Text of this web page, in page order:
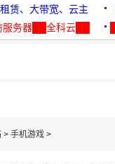
赁、大带宽、云主
务器██全科云██
择
> 手机游戏 >